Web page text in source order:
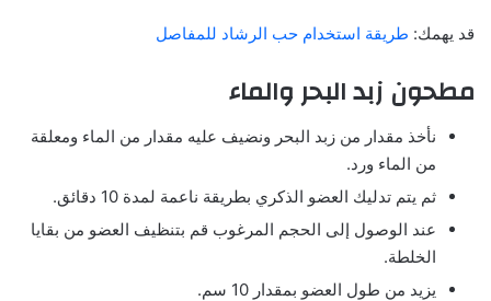
قد يهمك: طريقة استخدام حب الرشاد للمفاصل
مطحون زبد البحر والماء
نأخذ مقدار من زبد البحر ونضيف عليه مقدار من الماء ومعلقة
من الماء ورد.
ثم يتم تدليك العضو الذكري بطريقة ناعمة لمدة 10 دقائق.
عند الوصول إلى الحجم المرغوب قم بتنظيف العضو من بقايا
الخلطة.
يزيد من طول العضو بمقدار 10 سم.